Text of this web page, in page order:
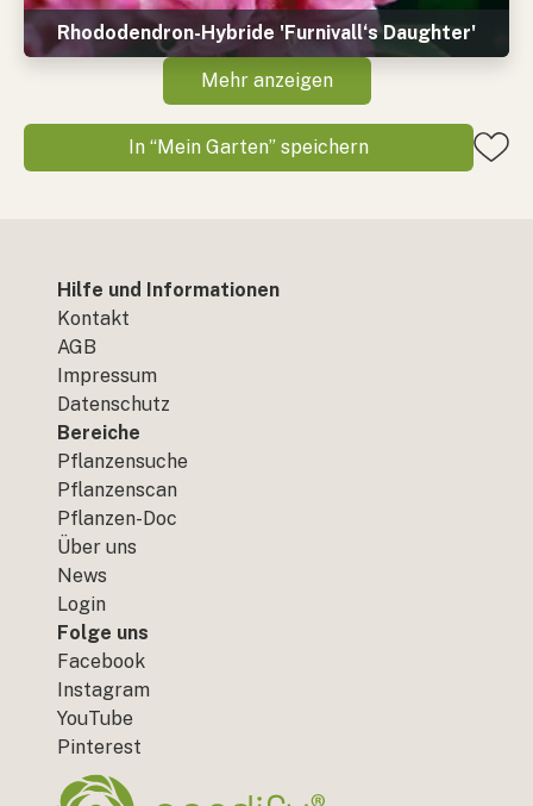
Rhododendron-Hybride 'Furnivall‘s Daughter'
Mehr anzeigen
In “Mein Garten” speichern
Hilfe und Informationen
Kontakt
AGB
Impressum
Datenschutz
Bereiche
Pflanzensuche
Pflanzenscan
Pflanzen-Doc
Über uns
News
Login
Folge uns
Facebook
Instagram
YouTube
Pinterest